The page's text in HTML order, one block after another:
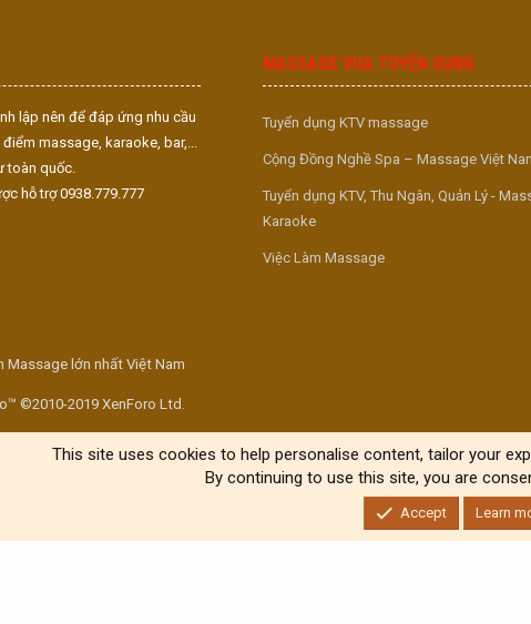
lập nên để đáp ứng nhu cầu
massage, karaoke, bar,...
toàn quốc.
hỗ trợ 0938.779.777
MASSAGE VUA TUYỂN DỤNG
Tuyển dụng KTV massage
Cộng Đồng Nghề Spa – Massage Việt
Tuyển dụng KTV, Thu Ngân, Quản Lý -
Karaoke
Việc Làm Massage
Massage lớn nhất Việt Nam
©2010-2019 XenForo Ltd.
This site uses cookies to help personalise content, tailor your
By continuing to use this site, you are
Accept Learn